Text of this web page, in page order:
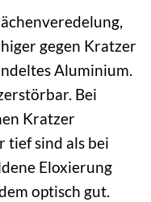
gegen Kratzer
Aluminium.
Bei
Kratzer
tief sind als bei
Eloxierung
optisch gut.